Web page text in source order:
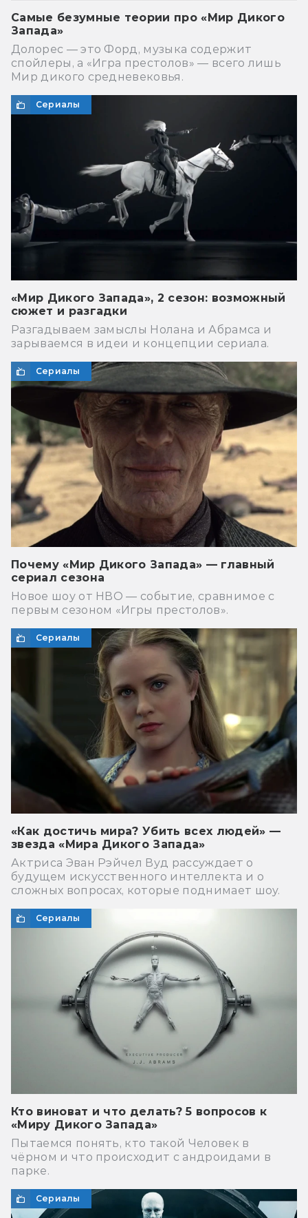
Самые безумные теории про «Мир Дикого
Запада»
Долорес — это Форд, музыка содержит
спойлеры, а «Игра престолов» — всего лишь
Мир дикого средневековья.
Сериалы
«Мир Дикого Запада», 2 сезон: возможный
сюжет и разгадки
Разгадываем замыслы Нолана и Абрамса и
зарываемся в идеи и концепции сериала.
Сериалы
Почему «Мир Дикого Запада» — главный
сериал сезона
Новое шоу от НВО — событие, сравнимое с
первым сезоном «Игры престолов».
Сериалы
«Как достичь мира? Убить всех людей» —
звезда «Мира Дикого Запада»
Актриса Эван Рэйчел Вуд рассуждает о
будущем искусственного интеллекта и о
сложных вопросах, которые поднимает шоу.
Сериалы
Кто виноват и что делать? 5 вопросов к
«Миру Дикого Запада»
Пытаемся понять, кто такой Человек в
чёрном и что происходит с андроидами в
парке.
Сериалы